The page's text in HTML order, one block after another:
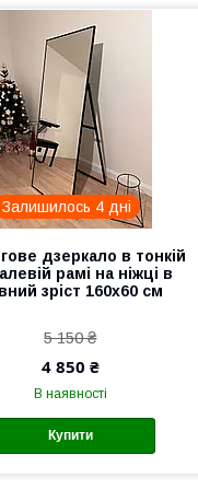
Залишилось 4 дні
дзеркало в тонкій
рамі на ніжці в
зріст 160x60 см
5 150 ₴
4 850 ₴
В наявності
Купити